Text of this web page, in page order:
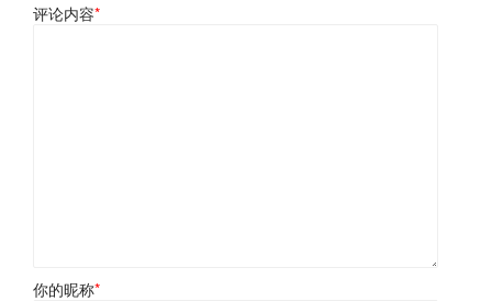
评论内容*
你的昵称*